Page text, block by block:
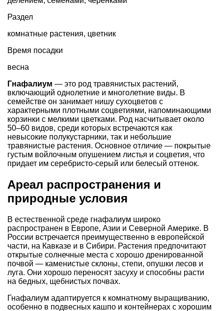
Раздел
комнатные растения, цветник
Время посадки
весна
Гнафалиум — это род травянистых растений,
включающий однолетние и многолетние виды. В
семействе он занимает нишу сухоцветов с
характерными плотными соцветиями, напоминающими
корзинки с мелкими цветками. Род насчитывает около
50–60 видов, среди которых встречаются как
невысокие полукустарники, так и небольшие
травянистые растения. Основное отличие — покрытые
густым войлочным опушением листья и соцветия, что
придает им серебристо-серый или белесый оттенок.
Ареал распространения и
природные условия
В естественной среде гнафалиум широко
распространен в Европе, Азии и Северной Америке. В
России встречается преимущественно в европейской
части, на Кавказе и в Сибири. Растения предпочитают
открытые солнечные места с хорошо дренированной
почвой — каменистые склоны, степи, опушки лесов и
луга. Они хорошо переносят засуху и способны расти
на бедных, щебнистых почвах.
Гнафалиум адаптируется к комнатному выращиванию,
особенно в подвесных кашпо и контейнерах с хорошим